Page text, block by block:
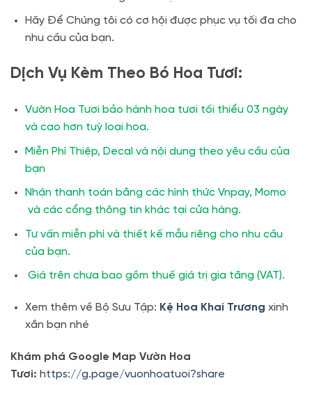
Hãy Để Chúng tôi có cơ hội được phục vụ tối đa cho
nhu cầu của bạn.
Dịch Vụ Kèm Theo Bó Hoa Tươi:
Vườn Hoa Tươi bảo hành hoa tươi tối thiểu 03 ngày
và cao hơn tuỳ loại hoa.
Miễn Phí Thiệp, Decal và nội dung theo yêu cầu của
bạn
Nhận thanh toán bằng các hình thức Vnpay, Momo
và các cổng thông tin khác tại cửa hàng.
Tư vấn miễn phí và thiết kế mẫu riêng cho nhu cầu
của bạn.
Giá trên chưa bao gồm thuế giá trị gia tăng (VAT).
Xem thêm về Bộ Sưu Tập: Kệ Hoa Khai Trương xinh
xắn bạn nhé
Khám phá Google Map Vườn Hoa
Tươi: https://g.page/vuonhoatuoi?share